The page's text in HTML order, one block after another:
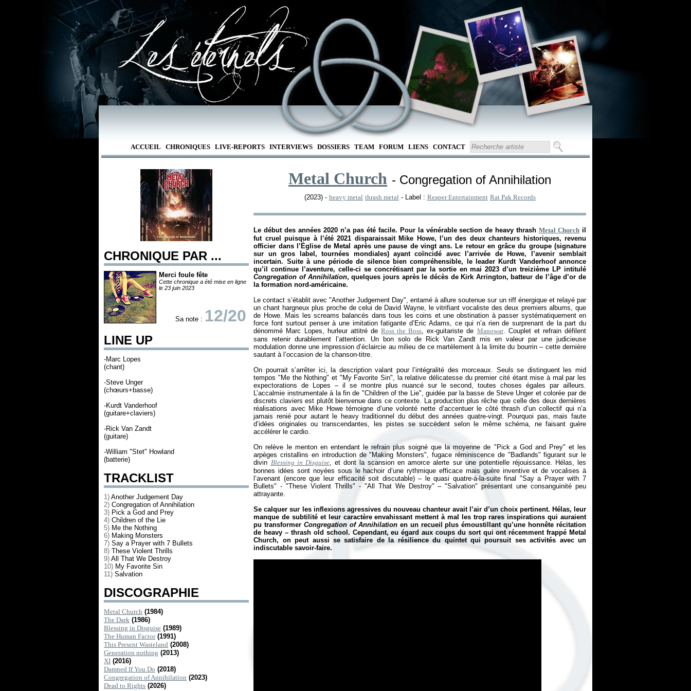
ACCUEIL CHRONIQUES LIVE-REPORTS INTERVIEWS DOSSIERS TEAM FORUM LIENS CONTACT
CHRONIQUE PAR ...
Merci foule fête
Cette chronique a été mise en ligne
le 23 juin 2023
Sa note : 12/20
LINE UP
-Marc Lopes
(chant)
-Steve Unger
(chœurs+basse)
-Kurdt Vanderhoof
(guitare+claviers)
-Rick Van Zandt
(guitare)
-William "Stet" Howland
(batterie)
TRACKLIST
1) Another Judgement Day
2) Congregation of Annihilation
3) Pick a God and Prey
4) Children of the Lie
5) Me the Nothing
6) Making Monsters
7) Say a Prayer with 7 Bullets
8) These Violent Thrills
9) All That We Destroy
10) My Favorite Sin
11) Salvation
DISCOGRAPHIE
Metal Church (1984)
The Dark (1986)
Blessing in Disguise (1989)
The Human Factor (1991)
This Present Wasteland (2008)
Generation nothing (2013)
XI (2016)
Damned If You Do (2018)
Congregation of Annihilation (2023)
Dead to Rights (2026)
Metal Church - Congregation of Annihilation
(2023) - heavy metal thrash metal - Label : Reaper Entertainment Rat Pak Records
Le début des années 2020 n’a pas été facile. Pour la vénérable section de heavy thrashMetal Church il
fut cruel puisque à l’été 2021 disparaissait Mike Howe, l’un des deux chanteurs historiques, revenu
officier dans l’Église de Metal après une pause de vingt ans. Le retour en grâce du groupe (signature
sur un gros label, tournées mondiales) ayant coïncidé avec l’arrivée de Howe, l’avenir semblait
incertain. Suite à une période de silence bien compréhensible, le leader Kurdt Vanderhoof annonce
qu’il continue l’aventure, celle-ci se concrétisant par la sortie en mai 2023 d’un treizième LP intitulé
Congregation of Annihilation, quelques jours après le décès de Kirk Arrington, batteur de l’âge d’or de
la formation nord-américaine.
Le contact s’établit avec "Another Judgement Day", entamé à allure soutenue sur un riff énergique et relayé par
un chant hargneux plus proche de celui de David Wayne, le vitrifiant vocaliste des deux premiers albums, que
de Howe. Mais les screams balancés dans tous les coins et une obstination à passer systématiquement en
force font surtout penser à une imitation fatigante d’Eric Adams, ce qui n’a rien de surprenant de la part du
dénommé Marc Lopes, hurleur attitré deRoss the Boss, ex-guitariste de Manowar. Couplet et refrain défilent
sans retenir durablement l’attention. Un bon solo de Rick Van Zandt mis en valeur par une judicieuse
modulation donne une impression d’éclaircie au milieu de ce martèlement à la limite du bourrin – cette dernière
sautant à l’occasion de la chanson-titre.
On pourrait s’arrêter ici, la description valant pour l’intégralité des morceaux. Seuls se distinguent les mid
tempos "Me the Nothing" et "My Favorite Sin", la relative délicatesse du premier cité étant mise à mal par les
expectorations de Lopes – il se montre plus nuancé sur le second, toutes choses égales par ailleurs.
L’accalmie instrumentale à la fin de "Children of the Lie", guidée par la basse de Steve Unger et colorée par de
discrets claviers est plutôt bienvenue dans ce contexte. La production plus rêche que celle des deux dernières
réalisations avec Mike Howe témoigne d’une volonté nette d’accentuer le côté thrash d’un collectif qui n’a
jamais renié pour autant le heavy traditionnel du début des années quatre-vingt. Pourquoi pas, mais faute
d’idées originales ou transcendantes, les pistes se succèdent selon le même schéma, ne faisant guère
accélérer le cardio.
On relève le menton en entendant le refrain plus soigné que la moyenne de "Pick a God and Prey" et les
arpèges cristallins en introduction de "Making Monsters", fugace réminiscence de "Badlands" figurant sur le
divin Blessing in Disguise, et dont la scansion en amorce alerte sur une potentielle réjouissance. Hélas, les
bonnes idées sont noyées sous le hachoir d’une rythmique efficace mais guère inventive et de vocalises à
l’avenant (encore que leur efficacité soit discutable) – le quasi quatre-à-la-suite final "Say a Prayer with 7
Bullets" - "These Violent Thrills" - "All That We Destroy" – "Salvation" présentant une consanguinité peu
attrayante.
Se calquer sur les inflexions agressives du nouveau chanteur avait l’air d’un choix pertinent. Hélas, leur
manque de subtilité et leur caractère envahissant mettent à mal les trop rares inspirations qui auraient
pu transformerCongregation of Annihilationen un recueil plus émoustillant qu’une honnête récitation
de heavy – thrash old school. Cependant, eu égard aux coups du sort qui ont récemment frappé Metal
Church, on peut aussi se satisfaire de la résilience du quintet qui poursuit ses activités avec un
indiscutable savoir-faire.